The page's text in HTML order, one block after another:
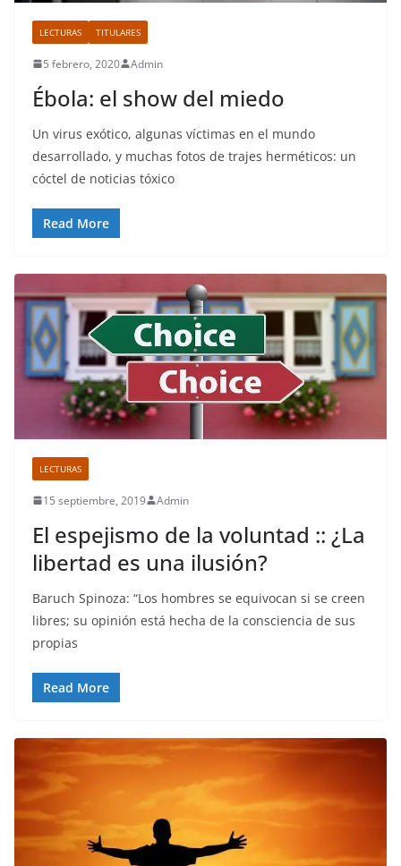
LECTURAS TITULARES
5 febrero, 2020 Admin
Ébola: el show del miedo
Un virus exótico, algunas víctimas en el mundo
desarrollado, y muchas fotos de trajes herméticos: un
cóctel de noticias tóxico
Read More
LECTURAS
15 septiembre, 2019 Admin
El espejismo de la voluntad :: ¿La
libertad es una ilusión?
Baruch Spinoza: “Los hombres se equivocan si se creen
libres; su opinión está hecha de la consciencia de sus
propias
Read More